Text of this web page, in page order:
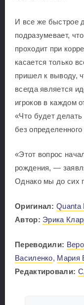
И все же быстрое
подразумевает,
проходит при
касается только
пришел к выводу,
всегда является
игроков в каждом
«Что будет делать
без определенного
«Этот вопрос
рождения, —
Однако мы до сих
Оригинал: Quanta
Автор: Эрика
Переводили:
Василенко, Мария
Редактировали: